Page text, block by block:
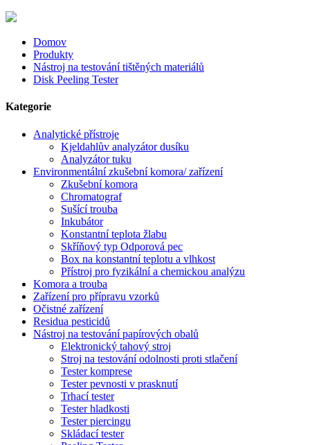
Domov
Produkty
Nástroj na testování tištěných materiálů
Disk Peeling Tester
Kategorie
Analytické přístroje
Kjeldahlův analyzátor dusíku
Analyzátor tuku
Environmentální zkušební komora/ zařízení
Zkušební komora
Chromatograf
Sušící trouba
Inkubátor
Konstantní teplota žlabu
Skříňový typ Odporová pec
Box na konstantní teplotu a vlhkost
Přístroj pro fyzikální a chemickou analýzu
Komora a trouba
Zařízení pro přípravu vzorků
Očistné zařízení
Residua pesticidů
Nástroj na testování papírových obalů
Elektronický tahový stroj
Stroj na testování odolnosti proti stlačení
Tester komprese
Tester pevnosti v prasknutí
Trhací tester
Tester hladkosti
Tester piercingu
Skládací tester